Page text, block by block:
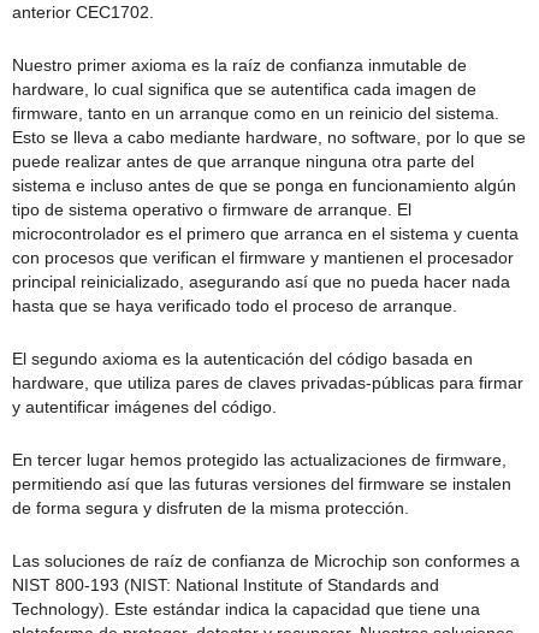
anterior CEC1702.
Nuestro primer axioma es la raíz de confianza inmutable de
hardware, lo cual significa que se autentifica cada imagen de
firmware, tanto en un arranque como en un reinicio del sistema.
Esto se lleva a cabo mediante hardware, no software, por lo que se
puede realizar antes de que arranque ninguna otra parte del
sistema e incluso antes de que se ponga en funcionamiento algún
tipo de sistema operativo o firmware de arranque. El
microcontrolador es el primero que arranca en el sistema y cuenta
con procesos que verifican el firmware y mantienen el procesador
principal reinicializado, asegurando así que no pueda hacer nada
hasta que se haya verificado todo el proceso de arranque.
El segundo axioma es la autenticación del código basada en
hardware, que utiliza pares de claves privadas-públicas para firmar
y autentificar imágenes del código.
En tercer lugar hemos protegido las actualizaciones de firmware,
permitiendo así que las futuras versiones del firmware se instalen
de forma segura y disfruten de la misma protección.
Las soluciones de raíz de confianza de Microchip son conformes a
NIST 800-193 (NIST: National Institute of Standards and
Technology). Este estándar indica la capacidad que tiene una